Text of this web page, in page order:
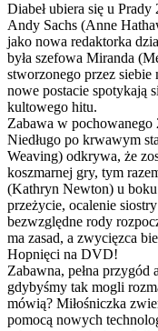
Diabeł ubiera się u
Andy Sachs (Anne
jako nowa redaktorka
była szefowa Miranda
stworzonego przez
nowe postacie spotykają
kultowego hitu.
Zabawa w
Niedługo po krwawym
Weaving) odkrywa, że
koszmarnej gry, tym
(Kathryn Newton) u
przeżycie, ocalenie
bezwzględne rody
ma zasad, a zwycięzca
Hopnięci na DVD!
Zabawna, pełna
gdybyśmy tak mogli
mówią? Miłośniczka
pomocą nowych